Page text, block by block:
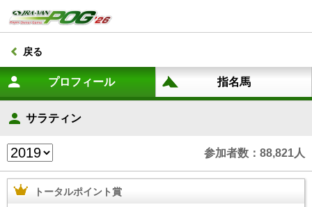
戻る
サラティン
参加者数：88,821人
トータルポイント賞